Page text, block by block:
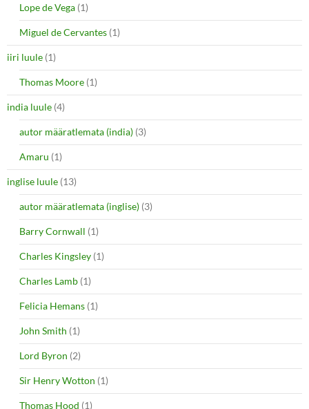
Lope de Vega (1)
Miguel de Cervantes (1)
iiri luule (1)
Thomas Moore (1)
india luule (4)
autor määratlemata (india) (3)
Amaru (1)
inglise luule (13)
autor määratlemata (inglise) (3)
Barry Cornwall (1)
Charles Kingsley (1)
Charles Lamb (1)
Felicia Hemans (1)
John Smith (1)
Lord Byron (2)
Sir Henry Wotton (1)
Thomas Hood (1)